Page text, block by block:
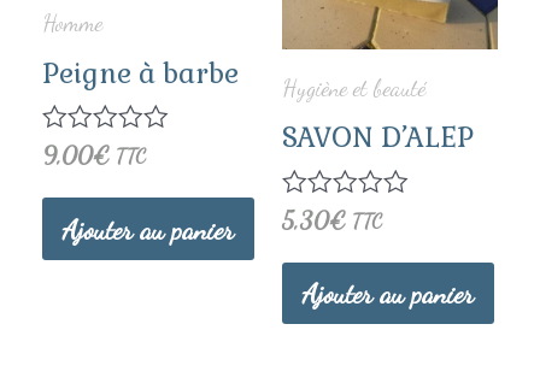
Homme
Peigne à barbe
Note
sur
9,00€ TTC
Ajouter au panier
Hygiène et beauté
SAVON D’ALEP
Note
sur
5,30€ TTC
Ajouter au panier